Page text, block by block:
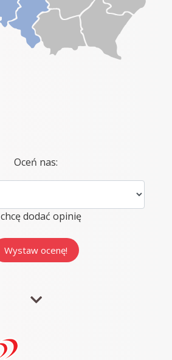
Oceń nas:
chcę dodać opinię